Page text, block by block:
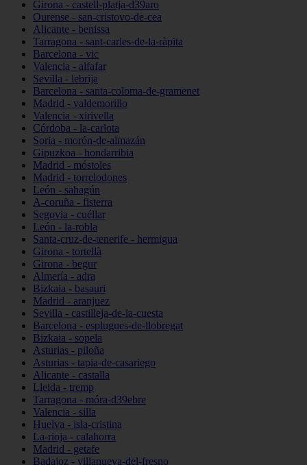
Girona - castell-platja-d39aro
Ourense - san-cristovo-de-cea
Alicante - benissa
Tarragona - sant-carles-de-la-ràpita
Barcelona - vic
Valencia - alfafar
Sevilla - lebrija
Barcelona - santa-coloma-de-gramenet
Madrid - valdemorillo
Valencia - xirivella
Córdoba - la-carlota
Soria - morón-de-almazán
Gipuzkoa - hondarribia
Madrid - móstoles
Madrid - torrelodones
León - sahagún
A-coruña - fisterra
Segovia - cuéllar
León - la-robla
Santa-cruz-de-tenerife - hermigua
Girona - tortellà
Girona - begur
Almería - adra
Bizkaia - basauri
Madrid - aranjuez
Sevilla - castilleja-de-la-cuesta
Barcelona - esplugues-de-llobregat
Bizkaia - sopela
Asturias - piloña
Asturias - tapia-de-casariego
Alicante - castalla
Lleida - tremp
Tarragona - móra-d39ebre
Valencia - silla
Huelva - isla-cristina
La-rioja - calahorra
Madrid - getafe
Badajoz - villanueva-del-fresno